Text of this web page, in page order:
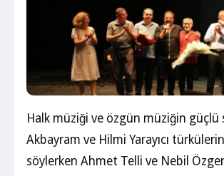
Halk müziği ve özgün müziğin güçlü
Akbayram ve Hilmi Yarayıcı
söylerken Ahmet Telli ve Nebil